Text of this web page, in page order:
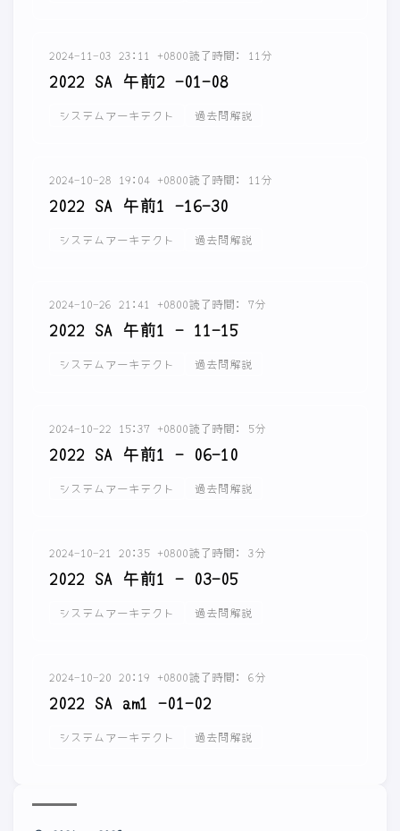
2024-11-03 23:11 +0800読了時間: 11分
2022 SA 午前2 -01-08
システムアーキテクト 過去問解説
2024-10-28 19:04 +0800読了時間: 11分
2022 SA 午前1 -16-30
システムアーキテクト 過去問解説
2024-10-26 21:41 +0800読了時間: 7分
2022 SA 午前1 - 11-15
システムアーキテクト 過去問解説
2024-10-22 15:37 +0800読了時間: 5分
2022 SA 午前1 - 06-10
システムアーキテクト 過去問解説
2024-10-21 20:35 +0800読了時間: 3分
2022 SA 午前1 - 03-05
システムアーキテクト 過去問解説
2024-10-20 20:19 +0800読了時間: 6分
2022 SA am1 -01-02
システムアーキテクト 過去問解説